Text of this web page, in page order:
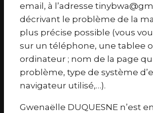
email, à l’adresse
décrivant le problème de la
plus précise possible (vous
sur un téléphone, une tablee
ordinateur ; nom de la page
problème, type de système
navigateur utilisé,…).
Gwenaëlle DUQUESNE n’est